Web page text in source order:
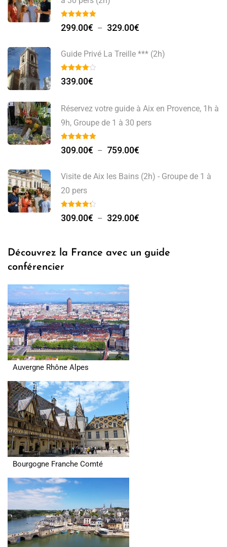
299.00€ – 329.00€
prix :
Guide Privé La Treille *** (2h)
339.00€
Réservez votre guide à Aix en Provence, 1h à
9h, Groupe de 1 à 30 pers
309.00€ – 759.00€
prix :
Visite de Aix les Bains (2h) - Groupe de 1 à
20 pers
309.00€ – 329.00€
309.00€
Découvrez la France avec un guide
conférencier
Auvergne Rhône Alpes
Bourgogne Franche Comté